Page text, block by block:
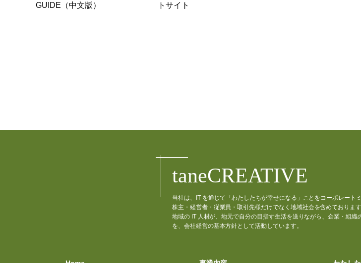
GUIDE（中文版）
トサイト
taneCREATIVE
当社は、IT を通じて「わたしたちが幸せになる」ことをコーポレート
株主・経営者・従業員・取引先様だけでなく地域社会を含めております
地域の IT 人材が、地元で自分の目指す生活を送りながら、企業・組
を、会社経営の基本方針として活動しています。